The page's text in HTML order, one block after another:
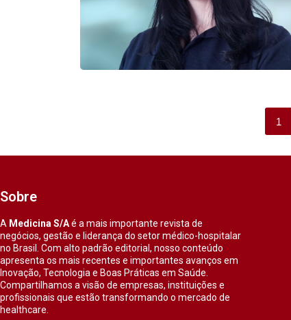
1
Sobre
A Medicina S/Aé a mais importante revista de
negócios, gestão e liderança do setor médico-hospitalar
no Brasil. Com alto padrão editorial, nosso conteúdo
apresenta os mais recentes e importantes avanços em
Inovação, Tecnologia e Boas Práticas em Saúde.
Compartilhamos a visão de empresas, instituições e
profissionais que estão transformando o mercado de
healthcare.